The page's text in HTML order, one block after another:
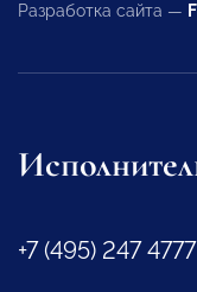
Разработка сайта —
+7 (495) 247 4777